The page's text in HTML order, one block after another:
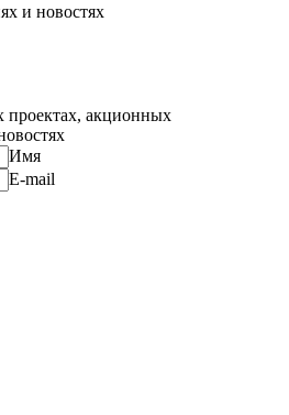
и новостях
проектах, акционных
Имя
E-mail